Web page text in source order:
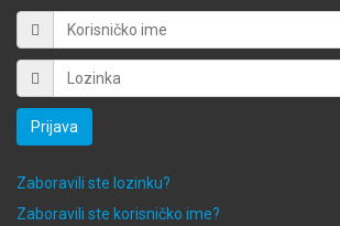
Prijava
Zaboravili ste lozinku?
Zaboravili ste korisničko ime?